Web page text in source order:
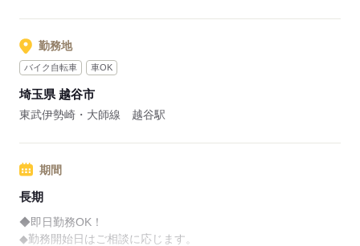
勤務地
バイク自転車 車OK
埼玉県 越谷市
東武伊勢崎・大師線 越谷駅
期間
長期
◆即日勤務OK！
◆勤務開始日はご相談に応じます。